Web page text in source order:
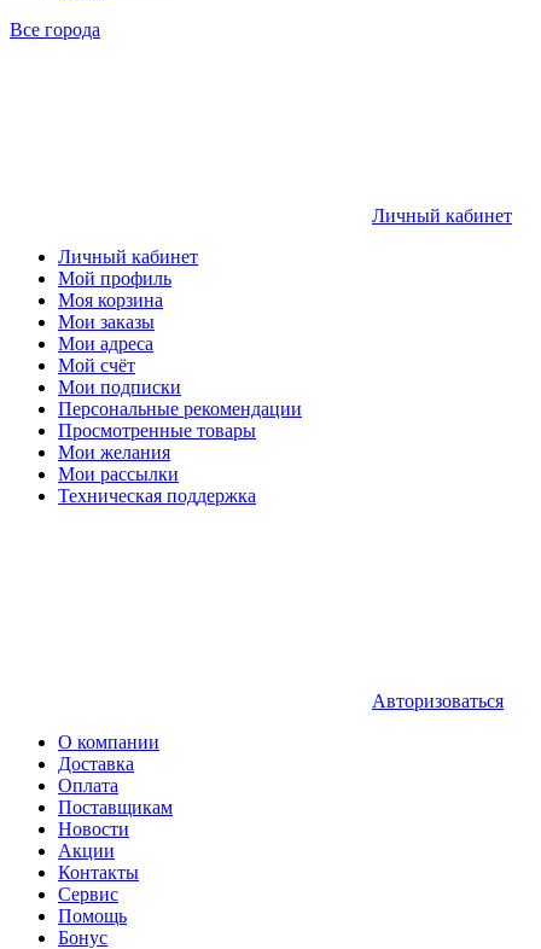
Все города
Личный кабинет
Личный кабинет
Мой профиль
Моя корзина
Мои заказы
Мои адреса
Мой счёт
Мои подписки
Персональные рекомендации
Просмотренные товары
Мои желания
Мои рассылки
Техническая поддержка
Авторизоваться
О компании
Доставка
Оплата
Поставщикам
Новости
Акции
Контакты
Сервис
Помощь
Бонус